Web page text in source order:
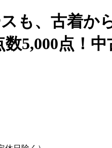
も、古着か
5,000点！